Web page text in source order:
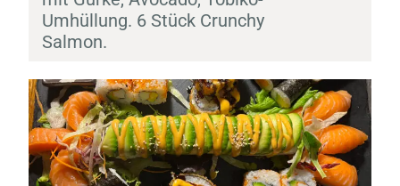
Umhüllung. 6 Stück Crunchy
Salmon.